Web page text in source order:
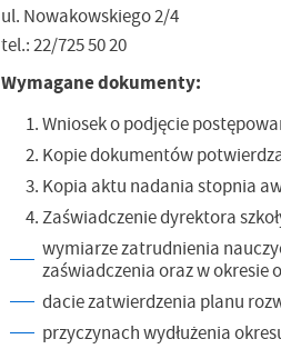
ul. Nowakowskiego 2/4
tel.: 22/725 50 20
Wymagane dokumenty:
Wniosek o podjęcie
Kopie dokumentów
Kopia aktu nadania stopnia
Zaświadczenie dyrektora
wymiarze zatrudnienia
zaświadczenia oraz w okresie
dacie zatwierdzenia planu
przyczynach wydłużenia